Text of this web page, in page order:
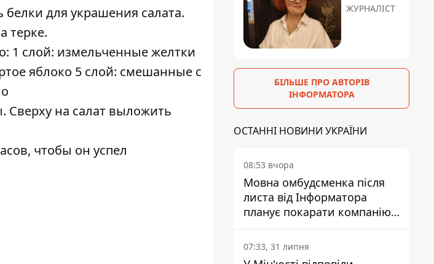
для украшения салата.
терке.
1 слой: измельченные желтки
яблоко 5 слой: смешанные с
Сверху на салат выложить
чтобы он успел
ЖУРНАЛІСТ
БІЛЬШЕ ПРО АВТОРІВ
ІНФОРМАТОРА
ОСТАННІ НОВИНИ УКРАЇНИ
08:53 вчора
Мовна омбудсменка після
листа від Інформатора
планує покарати компанію-
підрядника ПриватБанку
07:33, 31 липня